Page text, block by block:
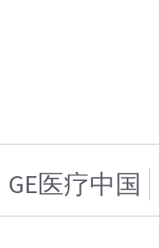
GE医疗中国